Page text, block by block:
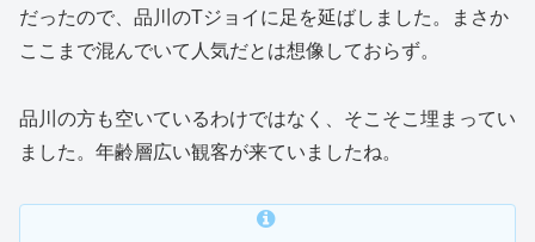
だったので、品川のTジョイに足を延ばしました。まさか
ここまで混んでいて人気だとは想像しておらず。
品川の方も空いているわけではなく、そこそこ埋まってい
ました。年齢層広い観客が来ていましたね。